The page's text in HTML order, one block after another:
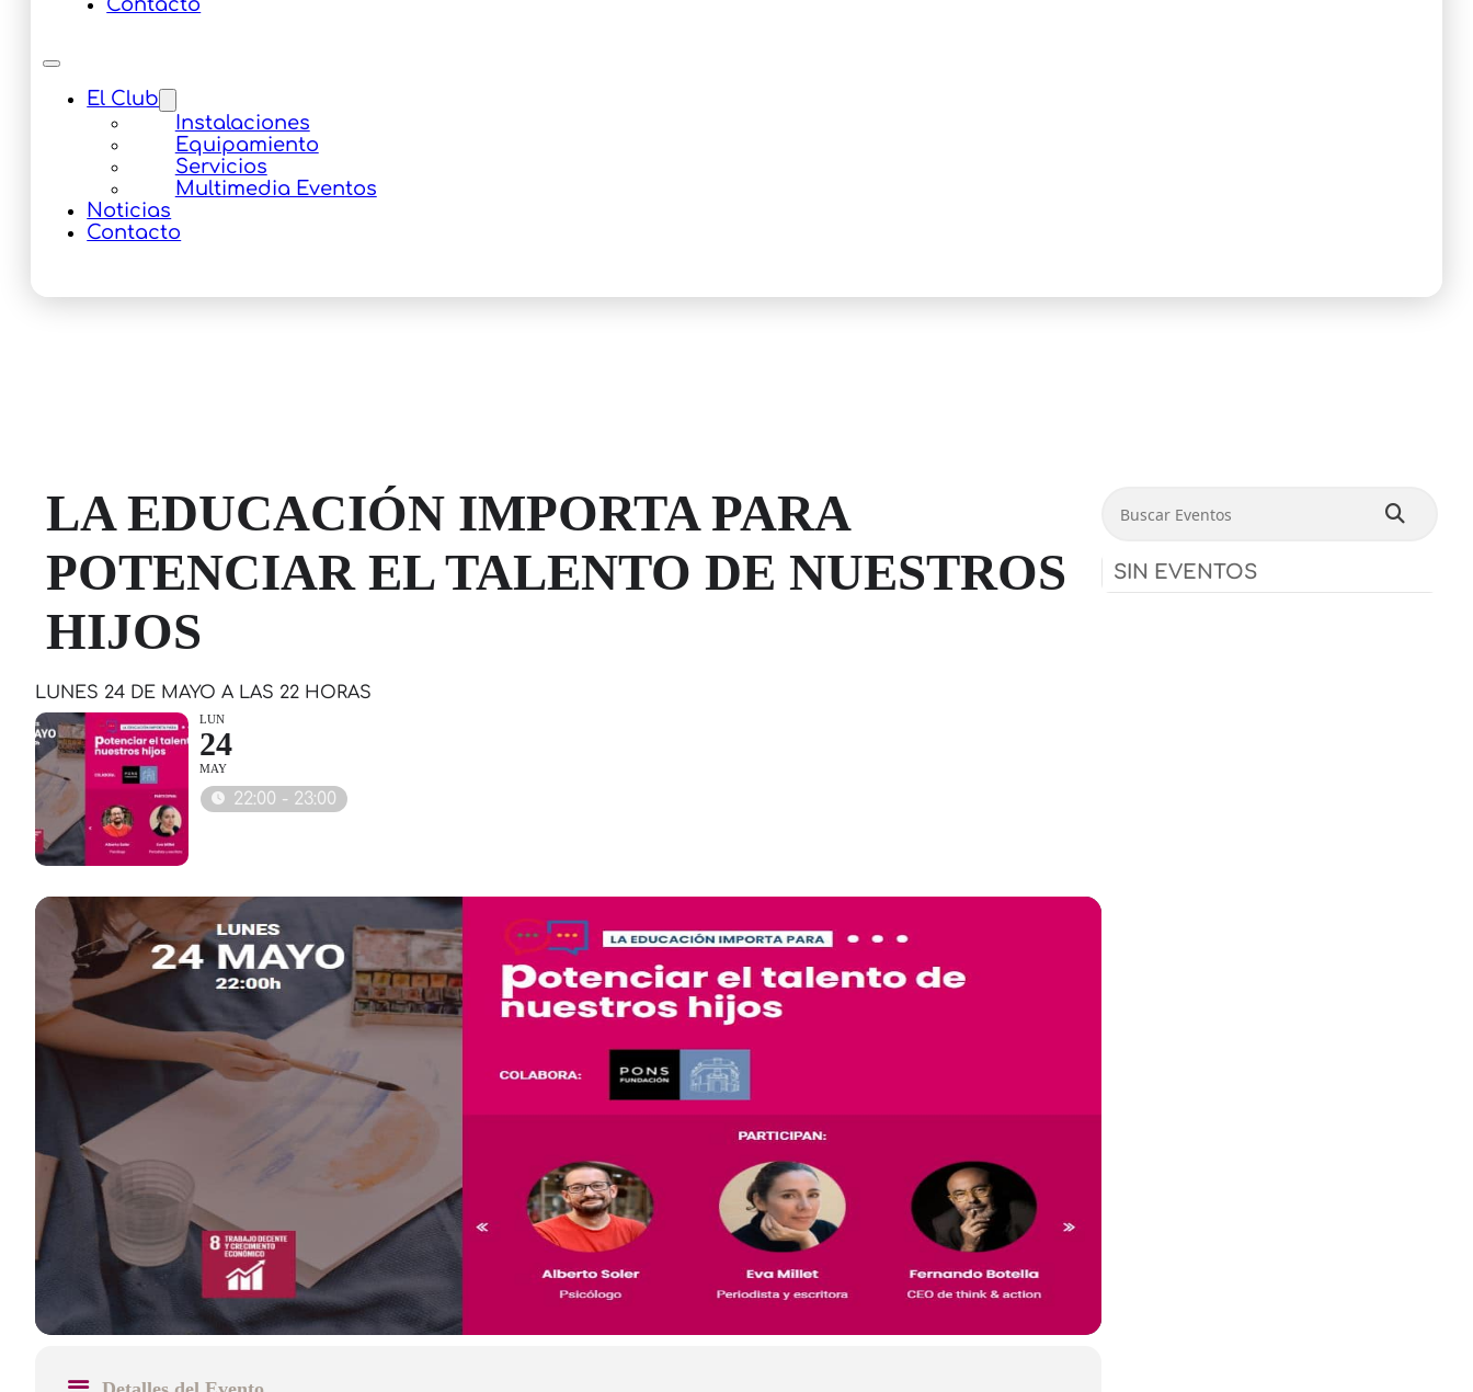
Contacto
El Club
Instalaciones
Equipamiento
Servicios
Multimedia Eventos
Noticias
Contacto
LA EDUCACIÓN IMPORTA PARA
POTENCIAR EL TALENTO DE NUESTROS
HIJOS
LUNES 24 DE MAYO A LAS 22 HORAS
LUN
24
MAY
22:00 - 23:00
SIN EVENTOS